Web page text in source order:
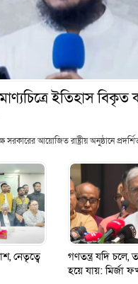
ইতিহাস
আয়োজিত রাষ্ট্রীয় অনুষ্ঠানে প্রদর্শিত
নেতৃত্বে
গণতন্ত্র যদি
হয়ে যায়: মির্জা